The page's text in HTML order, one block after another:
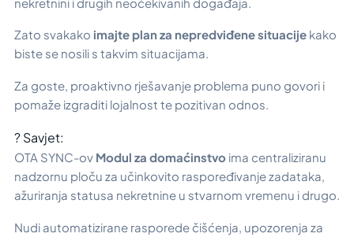
Zato svakako imajte plan za nepredviđene situacije kako
biste se nosili s takvim situacijama.
Za goste, proaktivno rješavanje problema puno govori i
pomaže izgraditi lojalnost te pozitivan odnos.
? Savjet:
OTA SYNC-ov Modul za domaćinstvo ima centraliziranu
nadzornu ploču za učinkovito raspoređivanje zadataka,
ažuriranja statusa nekretnine u stvarnom vremenu i drugo.
Nudi automatizirane rasporede čišćenja, upozorenja za